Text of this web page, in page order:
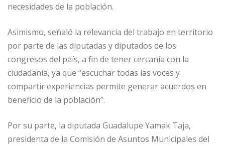
necesidades de la población.
Asimismo, señaló la relevancia del trabajo en territorio
por parte de las diputadas y diputados de los
congresos del país, a fin de tener cercanía con la
ciudadanía, ya que “escuchar todas las voces y
compartir experiencias permite generar acuerdos en
beneficio de la población”.
Por su parte, la diputada Guadalupe Yamak Taja,
presidenta de la Comisión de Asuntos Municipales del